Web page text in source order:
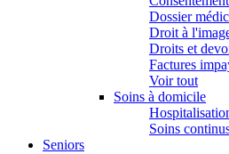
Dossier
Droit à
Droits et
Factures
Voir tout
Soins à domicile
Soins
Seniors